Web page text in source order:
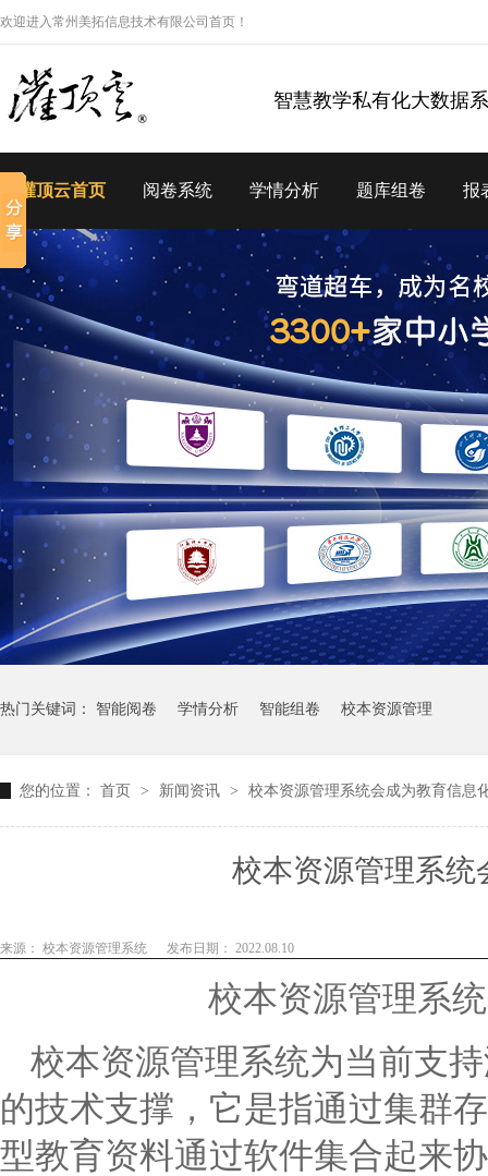
欢迎进入常州美拓信息技术有限公司首页！
智慧教学私有化大数据
灌顶云首页 阅卷系统 学情分析 题库组卷 报
热门关键词： 智能阅卷 学情分析 智能组卷 校本资源管理
您的位置： 首页 > 新闻资讯 > 校本资源管理系统会成为教育信息
校本资源管理系统
来源： 校本资源管理系统 发布日期： 2022.08.10
校本资源管理系
校本资源管理系统为当前支
的技术支撑，它是指通过集群
型教育资料通过软件集合起来